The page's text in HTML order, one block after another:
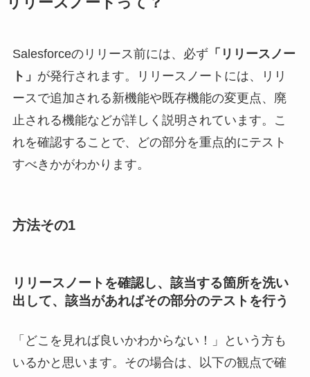
Salesforceのリリース前には、必ず 「リリースノー
ト」 が発行されます。リリースノートには、リリ
ースで追加される新機能や既存機能の変更点、廃
止される機能などが詳しく説明されています。こ
れを確認することで、どの部分を重点的にテスト
すべきかがわかります。
方法その1
リリースノートを確認し、該当する箇所を洗い
出して、該当があればその部分のテストを行う
「どこを見れば良いかわからない！」という方も
いるかと思います。その場合は、以下の観点で確